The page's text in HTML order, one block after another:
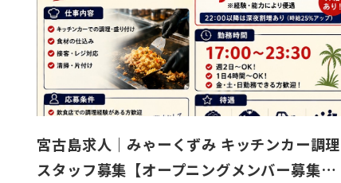
宮古島求人｜みゃーくずみ キッチンカー調理
スタッフ募集【オープニングメンバー募集…